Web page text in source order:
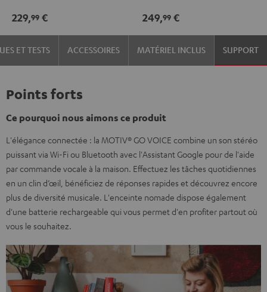
229,99 € 249,99 €
ET TESTS ACCESSOIRES MATÉRIEL INCLUS SUPPORT
Points forts
Ce pourquoi nous aimons ce produit
L'élégance connectée : la MOTIV® GO VOICE combine un son stéréo
puissant via Wi-Fi ou Bluetooth avec l'Assistant Google pour de l'aide
par commande vocale à la maison. Effectuez les tâches quotidiennes
en un clin d’œil, bénéficiez de réponses rapides et découvrez encore
plus de diversité musicale. L'enceinte nomade dispose également
d'une batterie rechargeable qui vous permet d'en profiter partout où
vous le souhaitez.